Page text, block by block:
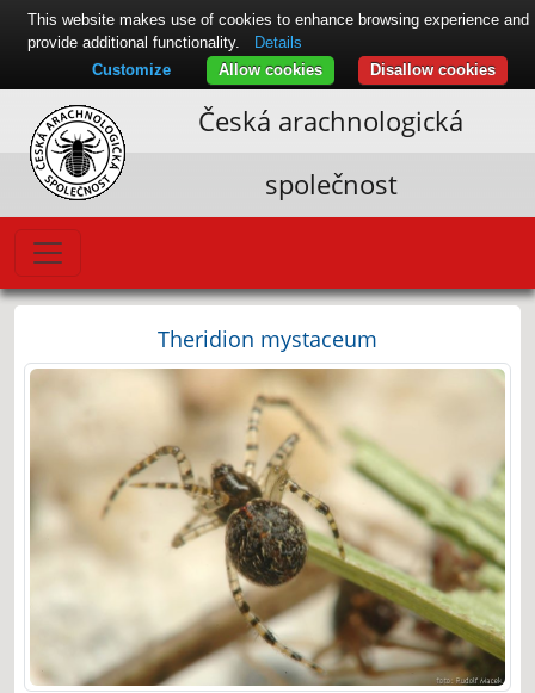
Česká arachnologická
společnost
Theridion mystaceum
This website makes use of cookies to enhance browsing experience and
provide additional functionality.
Details
Disallow cookies
Allow cookies
Customize